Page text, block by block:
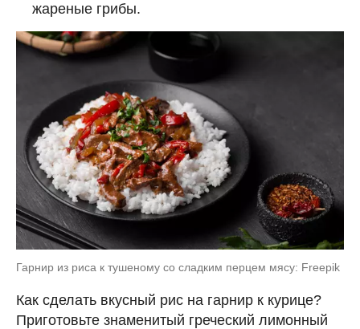
жареные грибы.
Гарнир из риса к тушеному со сладким перцем мясу: Freepik
Как сделать вкусный рис на гарнир к курице?
Приготовьте знаменитый греческий лимонный